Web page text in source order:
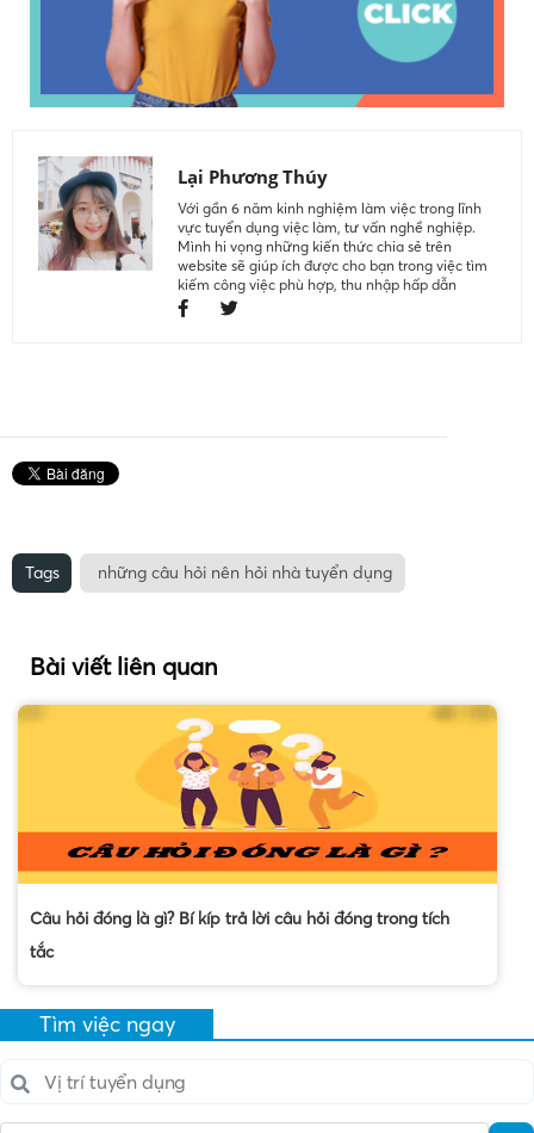
Lại Phương Thúy
Với gần 6 năm kinh nghiệm làm việc trong lĩnh
vực tuyển dụng việc làm, tư vấn nghề nghiệp.
Mình hi vọng những kiến thức chia sẻ trên
website sẽ giúp ích được cho bạn trong việc tìm
kiếm công việc phù hợp, thu nhập hấp dẫn
Tags những câu hỏi nên hỏi nhà tuyển dụng
Bài viết liên quan
Câu hỏi đóng là gì? Bí kíp trả lời câu hỏi đóng trong tích
tắc
Tìm việc ngay